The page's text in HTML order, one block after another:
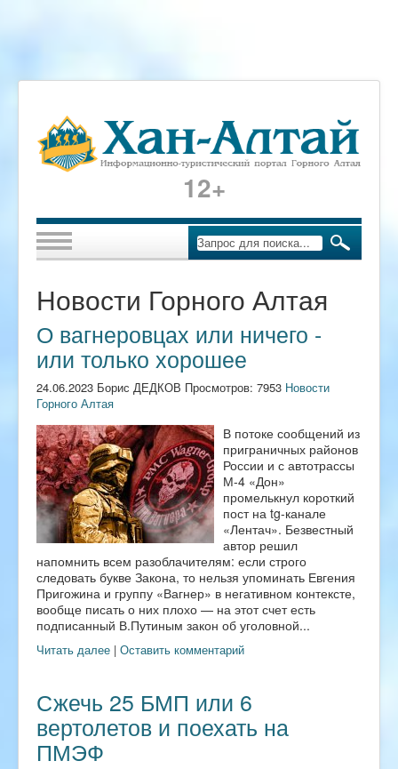
12+
Новости Горного Алтая
О вагнеровцах или ничего -
или только хорошее
24.06.2023 Борис ДЕДКОВ Просмотров: 7953 Новости
Горного Алтая
В потоке сообщений из
приграничных районов
России и с автотрассы
М-4 «Дон»
промелькнул короткий
пост на tg-канале
«Лентач». Безвестный
автор решил
напомнить всем разоблачителям: если строго
следовать букве Закона, то нельзя упоминать Евгения
Пригожина и группу «Вагнер» в негативном контексте,
вообще писать о них плохо — на этот счет есть
подписанный В.Путиным закон об уголовной...
Читать далее | Оставить комментарий
Сжечь 25 БМП или 6
вертолетов и поехать на
ПМЭФ